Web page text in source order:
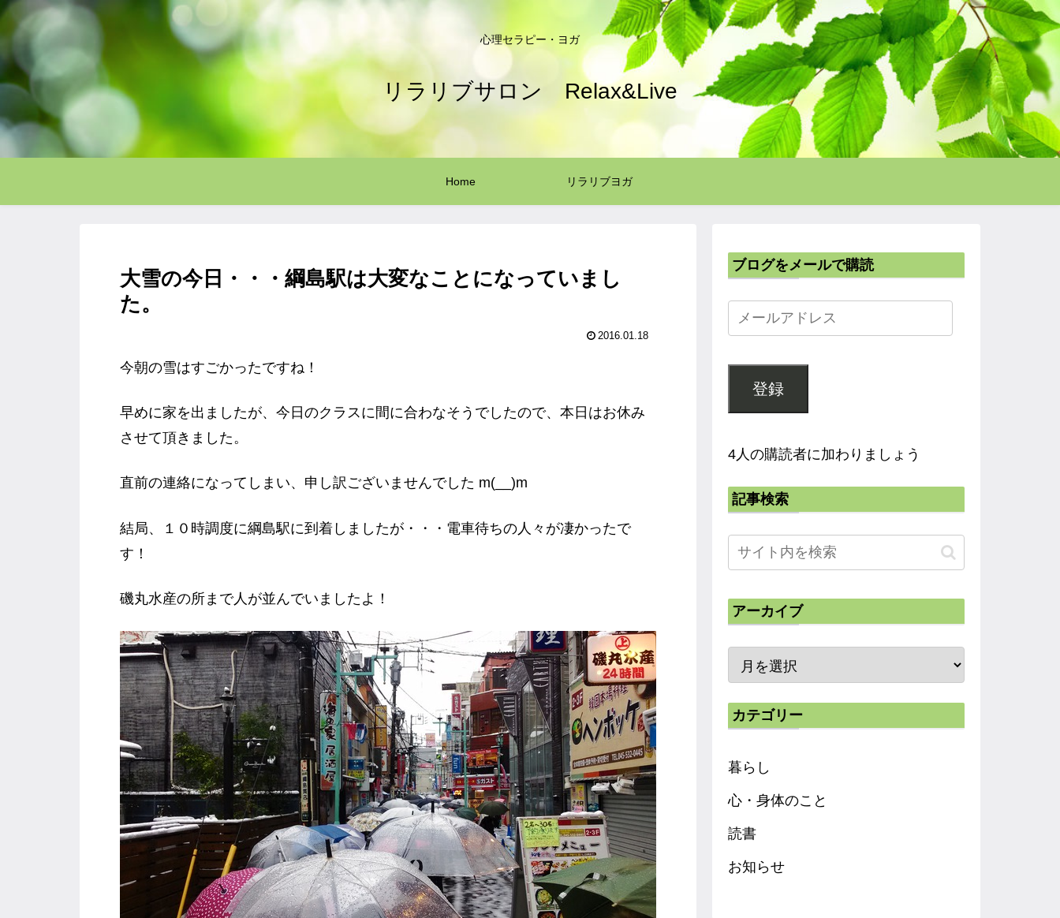
心理セラピー・ヨガ
リラリブサロン Relax&Live
Home リラリブヨガ
大雪の今日・・・綱島駅は大変なことになっていまし
た。
2016.01.18
今朝の雪はすごかったですね！
早めに家を出ましたが、今日のクラスに間に合わなそうでしたので、本日はお休み
させて頂きました。
直前の連絡になってしまい、申し訳ございませんでした m(__)m
結局、１０時調度に綱島駅に到着しましたが・・・電車待ちの人々が凄かったで
す！
磯丸水産の所まで人が並んでいましたよ！
ブログをメールで購読
登録
4人の購読者に加わりましょう
記事検索
アーカイブ
カテゴリー
暮らし
心・身体のこと
読書
お知らせ